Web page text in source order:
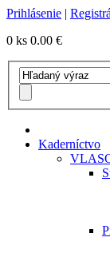
Prihlásenie |
0 ks 0.00 €
Kaderníctvo